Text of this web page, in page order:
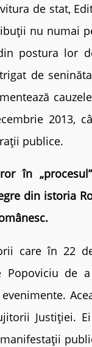
de stat,
nu numai
postura lor
de
2013,
publice.
în
din istoria
care în 22
Popoviciu de
Justiției.